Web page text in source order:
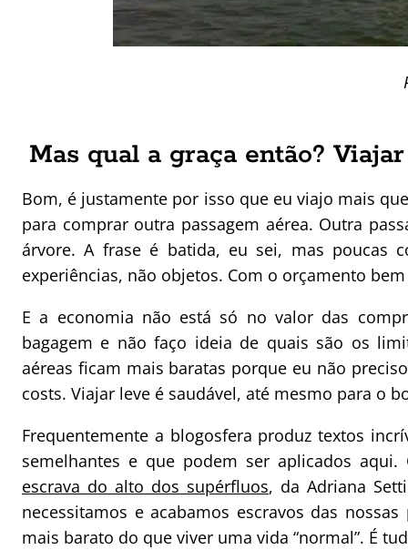
Mas qual a graça então?
Bom, é justamente por isso que eu viajo mais
para comprar outra passagem aérea. Outra
árvore. A frase é batida, eu sei, mas poucas
experiências, não objetos. Com o orçamento
E a economia não está só no valor das
bagagem e não faço ideia de quais são os
aéreas ficam mais baratas porque eu não
costs. Viajar leve é saudável, até mesmo para o
Frequentemente a blogosfera produz textos
semelhantes e que podem ser aplicados
escrava do alto dos supérfluos, da Adriana
necessitamos e acabamos escravos das
mais barato do que viver uma vida “normal”. É